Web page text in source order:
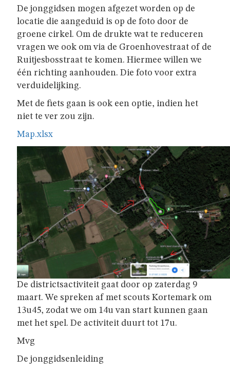
INSCHRIJVEN
LEIDING
ONZE
GROEP
JAARTHEMA
STREEKBIERENAVOND
ALGEMENE
INFO
NIE
GEWEUNE
WITJE
UNIFORM
HET
De jonggidsen mogen afgezet worden op de
locatie die aangeduid is op de foto door de
groene cirkel. Om de drukte wat te reduceren
vragen we ook om via de Groenhovestraat of de
Ruitjesbosstraat te komen. Hiermee willen we
één richting aanhouden. Die foto voor extra
verduidelijking.
Met de fiets gaan is ook een optie, indien het
niet te ver zou zijn.
Map.xlsx
De districtsactiviteit gaat door op zaterdag 9
maart. We spreken af met scouts Kortemark om
13u45, zodat we om 14u van start kunnen gaan
met het spel. De activiteit duurt tot 17u.
Mvg
De jonggidsenleiding